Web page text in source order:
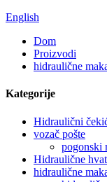
English
Dom
Proizvodi
hidraulične
Kategorije
Hidraulični
vozač pošte
pogonski
Hidraulične
hidraulične